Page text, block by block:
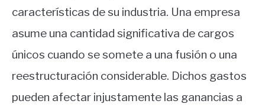
características de su industria. Una empresa
asume una cantidad significativa de cargos
únicos cuando se somete a una fusión o una
reestructuración considerable. Dichos gastos
pueden afectar injustamente las ganancias a